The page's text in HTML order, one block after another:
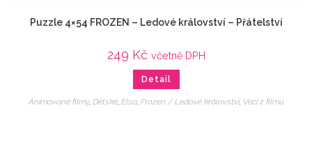
Puzzle 4×54 FROZEN – Ledové království – Přátelství
249 Kč včetně DPH
Detail
Animované filmy, Dětské, Elsa, Frozen / Ledové království, Veci z filmu